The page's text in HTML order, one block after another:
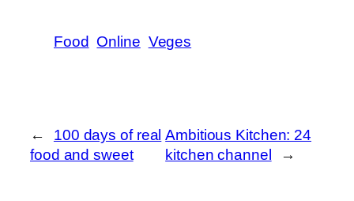
Food Online Veges
←
100 days of real
food and sweet
Ambitious Kitchen: 24
kitchen channel
→